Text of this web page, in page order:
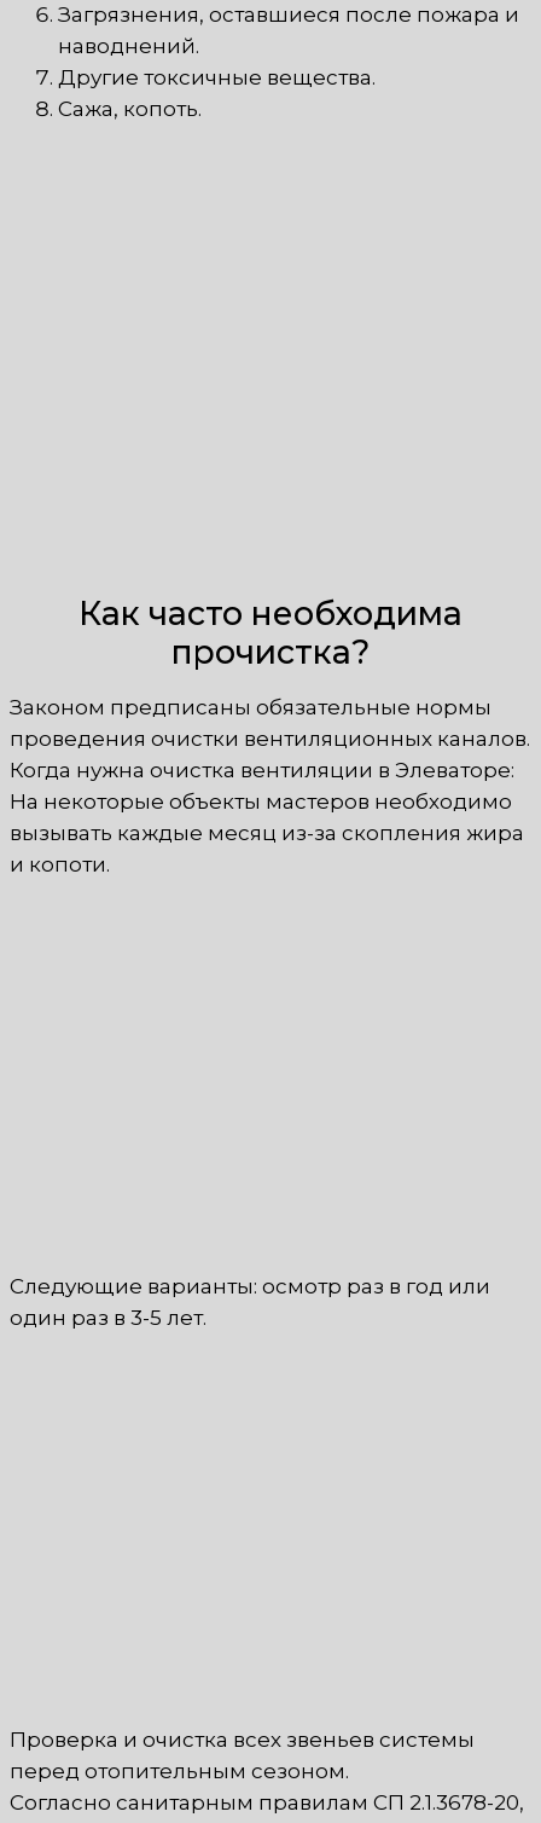
Загрязнения, оставшиеся после пожара и
наводнений.
Другие токсичные вещества.
Сажа, копоть.
Как часто необходима
прочистка?
Законом предписаны обязательные нормы
проведения очистки вентиляционных каналов.
Когда нужна очистка вентиляции в Элеваторе:
На некоторые объекты мастеров необходимо
вызывать каждые месяц из-за скопления жира
и копоти.
Следующие варианты: осмотр раз в год или
один раз в 3-5 лет.
Проверка и очистка всех звеньев системы
перед отопительным сезоном.
Согласно санитарным правилам СП 2.1.3678-20,